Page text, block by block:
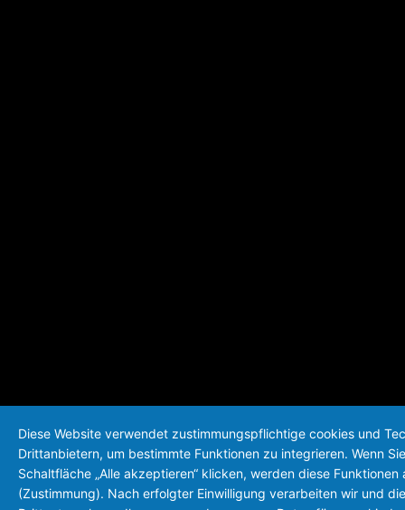
Diese Website verwendet zustimmungspflichtige cookies und
Drittanbietern, um bestimmte Funktionen zu integrieren. Wenn
Schaltfläche „Alle akzeptieren“ klicken, werden diese Funktionen
(Zustimmung). Nach erfolgter Einwilligung verarbeiten wir und